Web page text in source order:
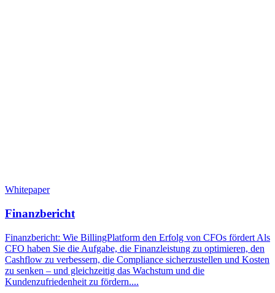
Whitepaper
Finanzbericht
Finanzbericht: Wie BillingPlatform den Erfolg von CFOs fördert Als
CFO haben Sie die Aufgabe, die Finanzleistung zu optimieren, den
Cashflow zu verbessern, die Compliance sicherzustellen und Kosten
zu senken – und gleichzeitig das Wachstum und die
Kundenzufriedenheit zu fördern....